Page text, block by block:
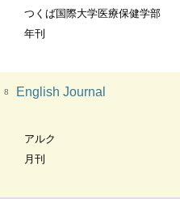
つくば国際大学医療保健学部
年刊
8 English Journal
アルク
月刊